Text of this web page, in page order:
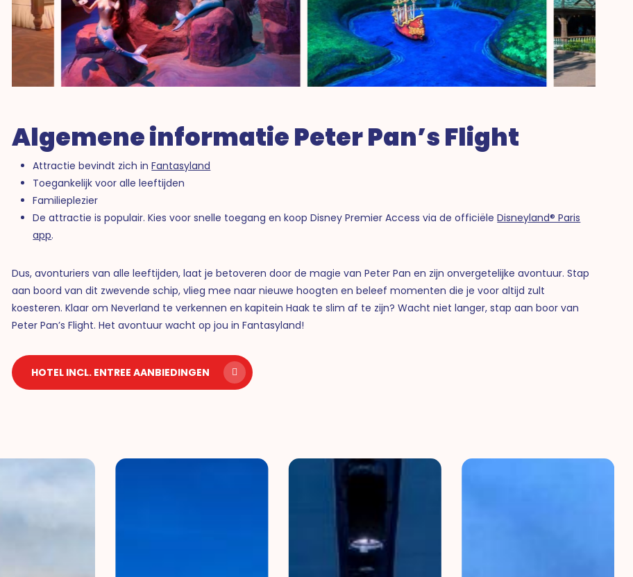
Algemene informatie Peter Pan’s Flight
Attractie bevindt zich inFantasyland
Toegankelijk voor alle leeftijden
Familieplezier
De attractie is populair. Kies voor snelle toegang en koop Disney Premier Access via de officiëleDisneyland® Paris
app.
Dus, avonturiers van alle leeftijden, laat je betoveren door de magie van Peter Pan en zijn onvergetelijke avontuur. Stap
aan boord van dit zwevende schip, vlieg mee naar nieuwe hoogten en beleef momenten die je voor altijd zult
koesteren. Klaar om Neverland te verkennen en kapitein Haak te slim af te zijn? Wacht niet langer, stap aan boor van
Peter Pan’s Flight. Het avontuur wacht op jou in Fantasyland!
HOTEL INCL. ENTREE AANBIEDINGEN